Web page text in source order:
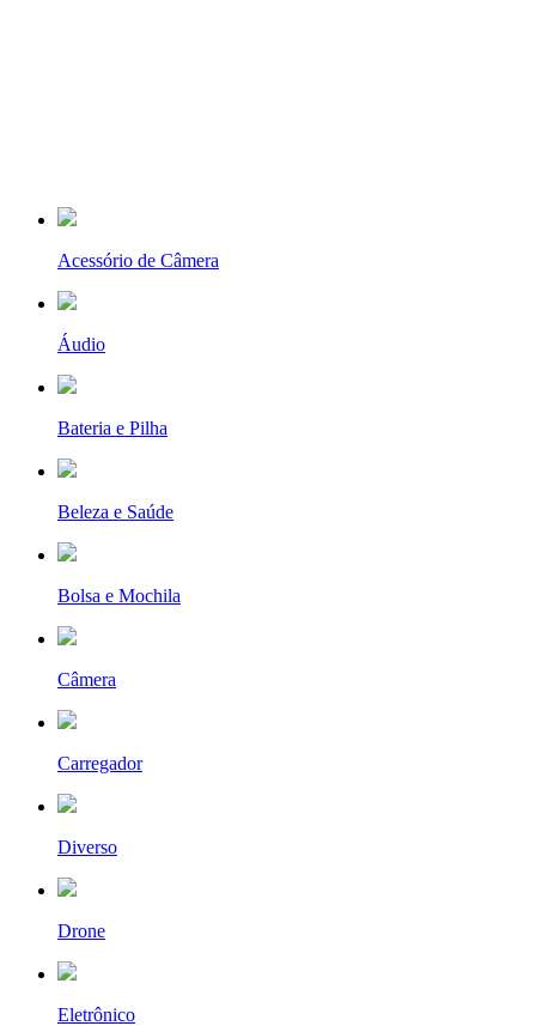
Acessório de Câmera
Áudio
Bateria e Pilha
Beleza e Saúde
Bolsa e Mochila
Câmera
Carregador
Diverso
Drone
Eletrônico